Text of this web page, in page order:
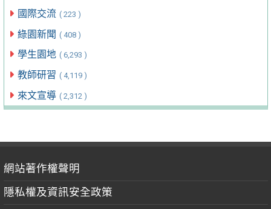
國際交流 ( 223 )
綠園新聞 ( 408 )
學生園地 ( 6,293 )
教師研習 ( 4,119 )
來文宣導 ( 2,312 )
網站著作權聲明
隱私權及資訊安全政策